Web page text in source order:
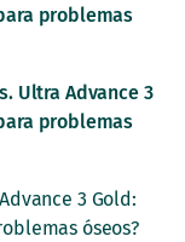
problemas
Ultra Advance 3
problemas
3 Gold:
óseos?